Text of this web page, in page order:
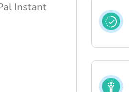
Instant